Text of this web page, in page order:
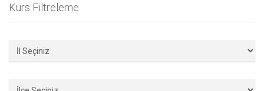
Kurs Filtreleme